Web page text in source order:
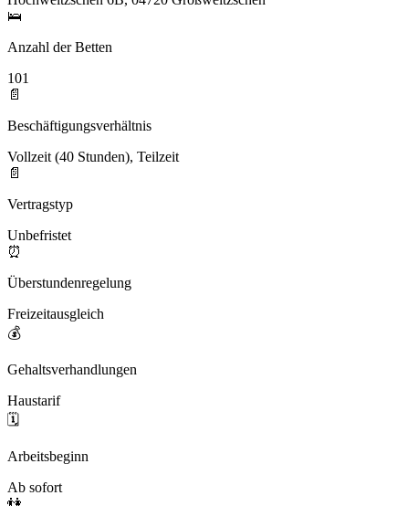
🛌
Anzahl der Betten
101
📄
Beschäftigungsverhältnis
Vollzeit (40 Stunden), Teilzeit
📄
Vertragstyp
Unbefristet
⏰
Überstundenregelung
Freizeitausgleich
💰
Gehaltsverhandlungen
Haustarif
🗓️
Arbeitsbeginn
Ab sofort